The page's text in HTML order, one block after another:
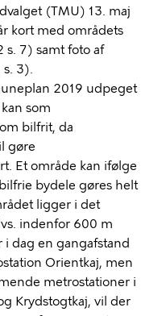
(TMU) 13. maj
kort med områdets
s. 7) samt foto af
3).
2019 udpeget
som
bilfrit, da
gøre
Et område kan ifølge
bydele gøres helt
ligger i det
indenfor 600 m
i dag en gangafstand
Orientkaj, men
metrostationer i
Krydstogtkaj, vil der